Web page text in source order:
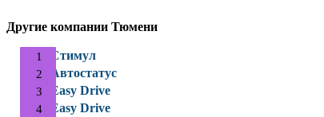
Другие компании Тюмени
Стимул
Автостатус
Easy Drive
Easy Drive